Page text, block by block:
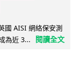
國 AISI 網絡保安測
為近 3...
閱讀全文